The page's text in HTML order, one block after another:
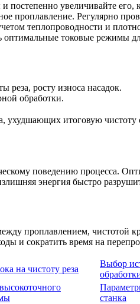
увеличивайте его,
проплавление. Регулярно
теплопроводности и
оптимальные токовые режимы
реза, росту износа насадок.
обработки.
ухудшающих итоговую чистоту
поведению процесса.
энергия быстро
проплавлением, чистотой
и сократить время на
на чистоту реза
Выбор
станка